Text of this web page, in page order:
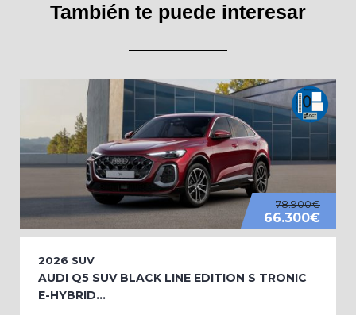
También te puede interesar
78.900€
66.300€
2026 SUV
AUDI Q5 SUV BLACK LINE EDITION S TRONIC
E-HYBRID...